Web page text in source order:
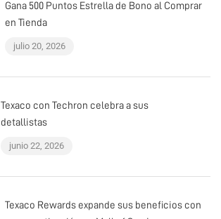
Gana 500 Puntos Estrella de Bono al Comprar
en Tienda
julio 20, 2026
Texaco con Techron celebra a sus
detallistas
junio 22, 2026
Texaco Rewards expande sus beneficios con